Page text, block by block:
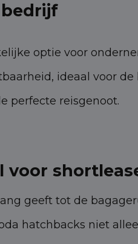
optie voor
ideaal voor
perfecte reisgenoot.
voor
geeft tot de
hatchbacks niet